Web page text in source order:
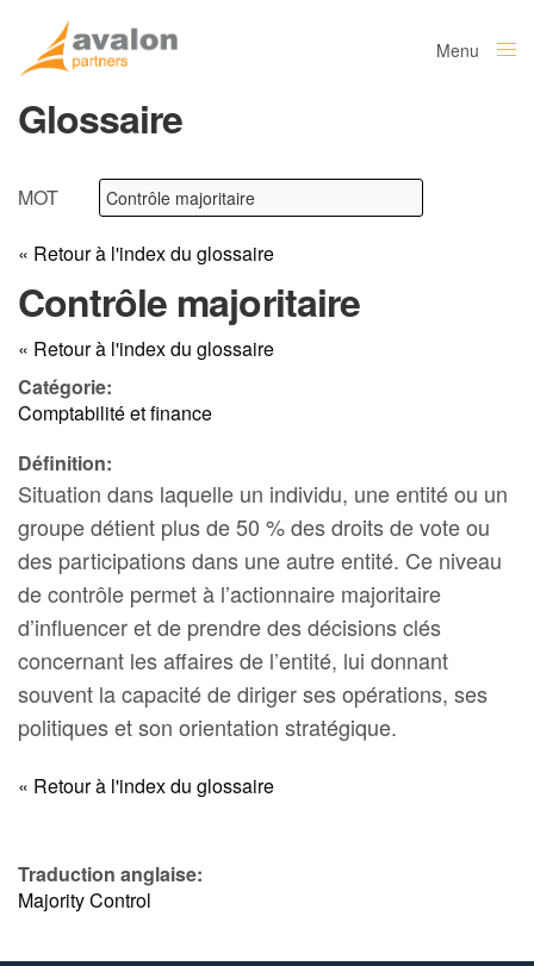
Menu
Glossaire
MOT
« Retour à l'index du glossaire
Contrôle majoritaire
« Retour à l'index du glossaire
Catégorie:
Comptabilité et finance
Définition:
Situation dans laquelle un individu, une entité ou un
groupe détient plus de 50 % des droits de vote ou
des participations dans une autre entité. Ce niveau
de contrôle permet à l’actionnaire majoritaire
d’influencer et de prendre des décisions clés
concernant les affaires de l’entité, lui donnant
souvent la capacité de diriger ses opérations, ses
politiques et son orientation stratégique.
« Retour à l'index du glossaire
Traduction anglaise:
Majority Control